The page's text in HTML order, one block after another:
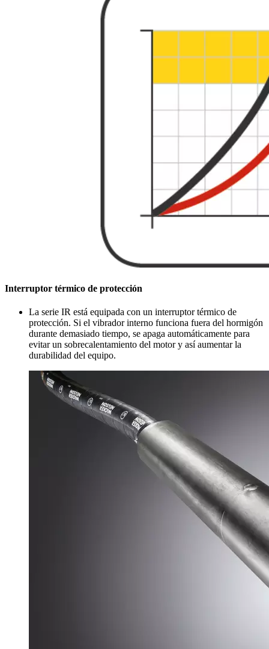
Interruptor térmico de protección
La serie IR está equipada con un interruptor térmico de
protección. Si el vibrador interno funciona fuera del hormigón
durante demasiado tiempo, se apaga automáticamente para
evitar un sobrecalentamiento del motor y así aumentar la
durabilidad del equipo.